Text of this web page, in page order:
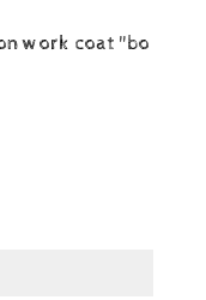
work coat "bo